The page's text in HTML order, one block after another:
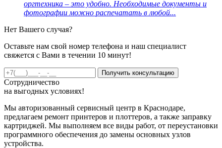
оргтехника – это удобно. Необходимые документы и
фотографии можно распечатать в любой...
Нет Вашего случая?
Оставьте нам свой номер телефона и наш специалист
свяжется с Вами в течении 10 минут!
Получить консультацию
Сотрудничество
на выгодных условиях!
Мы авторизованный сервисный центр в Краснодаре,
предлагаем ремонт принтеров и плоттеров, а также заправку
картриджей. Мы выполняем все виды работ, от переустановки
программного обеспечения до замены основных узлов
устройства.